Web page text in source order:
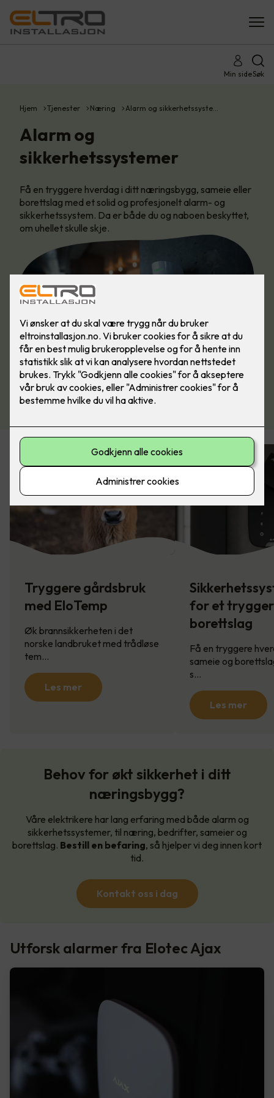
Min sideSøk
Hjem Tjenester Næring Alarm og sikkerhetssyste…
Alarm og
sikkerhetssystemer
Få en tryggere hverdag i ditt næringsbygg, sameie eller
borettslag med et solid og profesjonelt alarm- og
sikkerhetssystem. Da er både du og naboen beskyttet,
om uhellet skulle skje.
Kjøp alarm her
Tryggere gårdsbruk
med EloTemp
Øk brannsikkerheten i det
norske landbruket med trådløse
tem…
Les mer
for et
borettslag
Få en tryggere
sameie og
s…
Les mer
Behov for økt sikkerhet i ditt
næringsbygg?
Våre elektrikere har lang erfaring med både alarm og
sikkerhetssystemer, til næring, bedrifter, sameier og
borettslag. Bestill en befaring, så hjelper vi deg innen kort
tid.
Kontakt oss i dag
Utforsk alarmer fra Elotec Ajax